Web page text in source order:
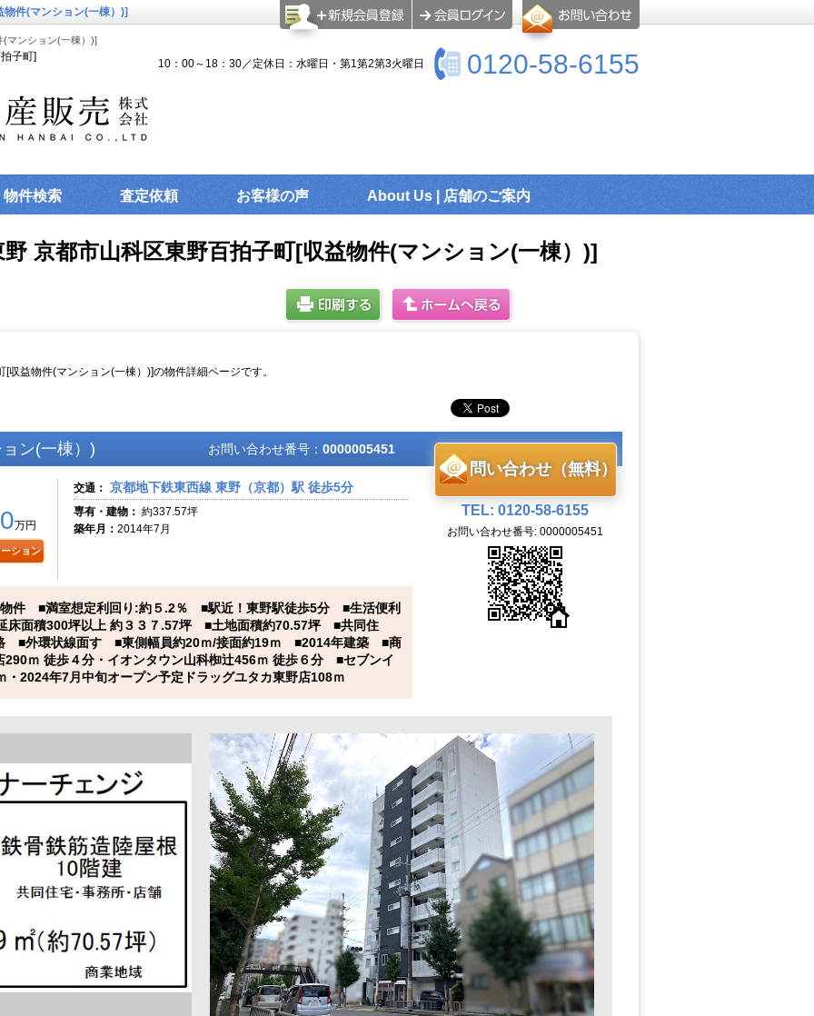
件(マンション(一棟）)]
(マンション(一棟）)]
子町] 0120-58-6155
10：00～18：30／定休日：水曜日・第1第2第3火曜日
物件検索 査定依頼 お客様の声 About Us | 店舗のご案内
京都市山科区東野百拍子町[収益物件(マンション(一棟）)]
益物件(マンション(一棟）)]の物件詳細ページです。
ン(一棟）) お問い合わせ番号： 0000005451
万円
ション
交通： 京都地下鉄東西線 東野（京都）駅 徒歩5分
専有・建物： 約337.57坪
築年月： 2014年7月
件 ■満室想定利回り:約５.2％ ■駅近！東野駅徒歩5分 ■生活便利
面積300坪以上 約３３７.57坪 ■土地面積約70.57坪 ■共同住
■外環状線面す ■東側幅員約20ｍ/接面約19ｍ ■2014年建築 ■商
ｍ 徒歩４分・イオンタウン山科椥辻456ｍ 徒歩６分 ■セブンイ
・2024年7月中旬オープン予定ドラッグユタカ東野店108ｍ
問い合わせ（無料）
TEL: 0120-58-6155
お問い合わせ番号: 0000005451